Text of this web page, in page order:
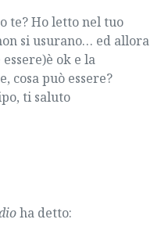
te? Ho letto nel tuo
si usurano… ed allora
ok e la
cosa può essere?
ti saluto
ha detto: